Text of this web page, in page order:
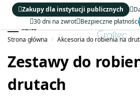
30 dni na zwrot Bezpieczne płatności
Zakupy dla instytucji publicznych
MENU
Strona główna / Akcesoria do robienia na
Zestawy do
drutach